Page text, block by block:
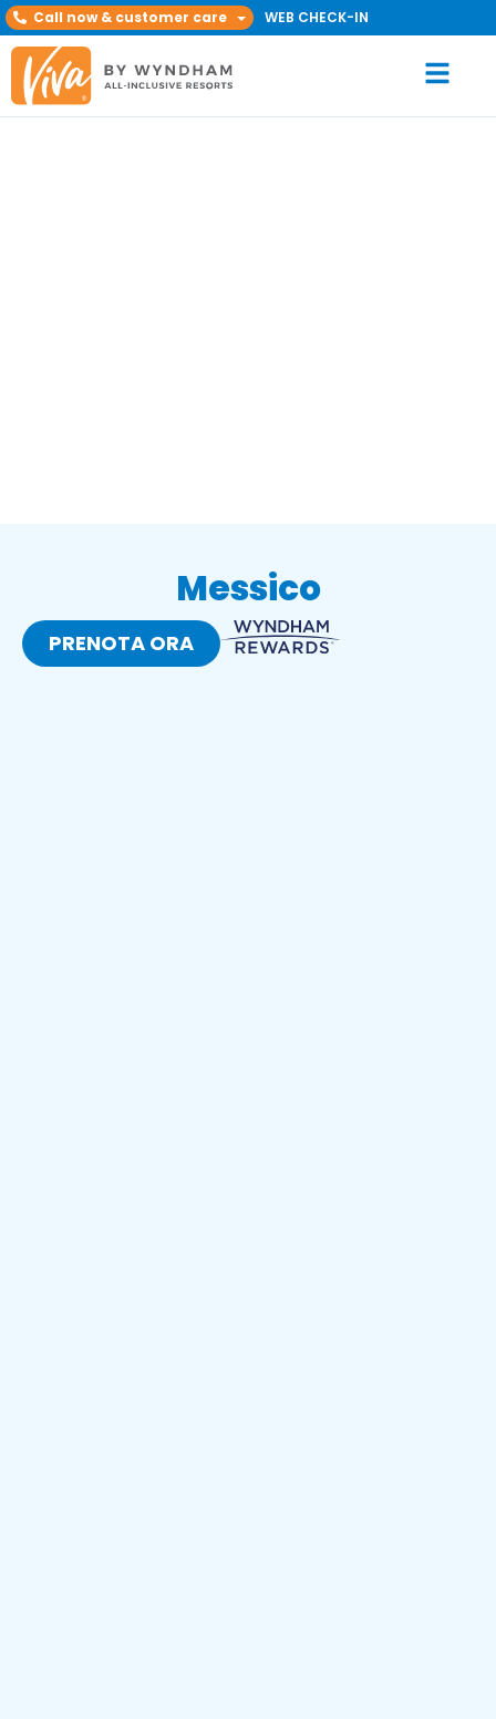
Call now & customer care WEB CHECK-IN
Messico
PRENOTA ORA